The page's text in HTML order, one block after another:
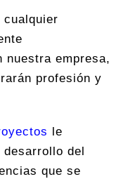
nuestra empresa,
profesión y
le
del
que se